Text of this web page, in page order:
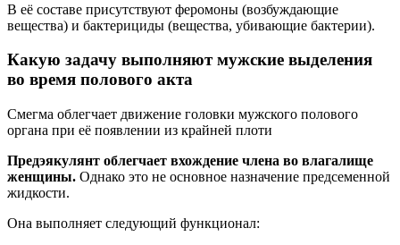
В её составе присутствуют феромоны (возбуждающие
вещества) и бактерициды (вещества, убивающие бактерии).
Какую задачу выполняют мужские выделения
во время полового акта
Смегма облегчает движение головки мужского полового
органа при её появлении из крайней плоти
Предэякулянт облегчает вхождение члена во влагалище
женщины. Однако это не основное назначение предсеменной
жидкости.
Она выполняет следующий функционал: